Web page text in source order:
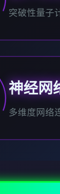
突破性量子
神经网
多维度网络